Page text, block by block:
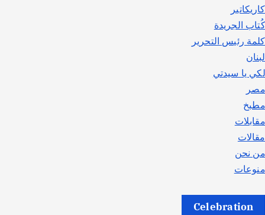
كاريكاتير
كُتاب الجريدة
كلمة رئيس التحرير
لبنان
لكي يا سيدتي
مصر
مطبخ
مقابلات
مقالات
من نحن
منوعات
Celebration